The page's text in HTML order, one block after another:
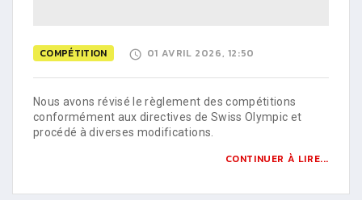
COMPÉTITION 01 AVRIL 2026, 12:50
Nous avons révisé le règlement des compétitions
conformément aux directives de Swiss Olympic et
procédé à diverses modifications.
CONTINUER À LIRE...